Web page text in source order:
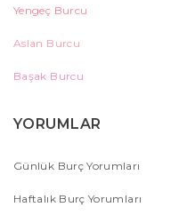
Yengeç Burcu
Aslan Burcu
Başak Burcu
YORUMLAR
Günlük Burç Yorumları
Haftalık Burç Yorumları